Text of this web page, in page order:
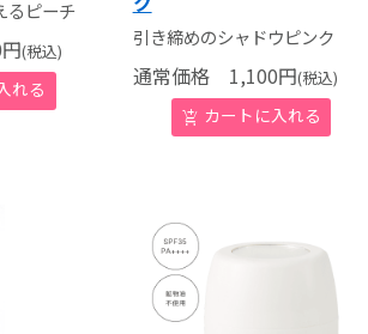
るピーチ
円(税込)
引き締めのシャドウピンク
通常価格1,100円(税込)